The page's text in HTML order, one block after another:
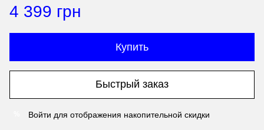
4 399 грн
Купить
Быстрый заказ
Войти для отображения накопительной скидки